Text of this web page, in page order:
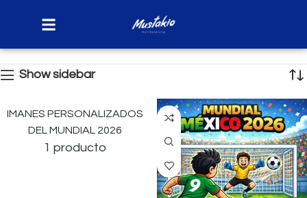
Show sidebar
IMANES PERSONALIZADOS
DEL MUNDIAL 2026
1 producto